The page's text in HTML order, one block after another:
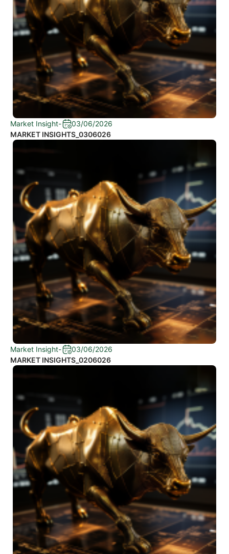
Market Insight-
03/06/2026
MARKET INSIGHTS_0306026
Market Insight-
03/06/2026
MARKET INSIGHTS_0206026